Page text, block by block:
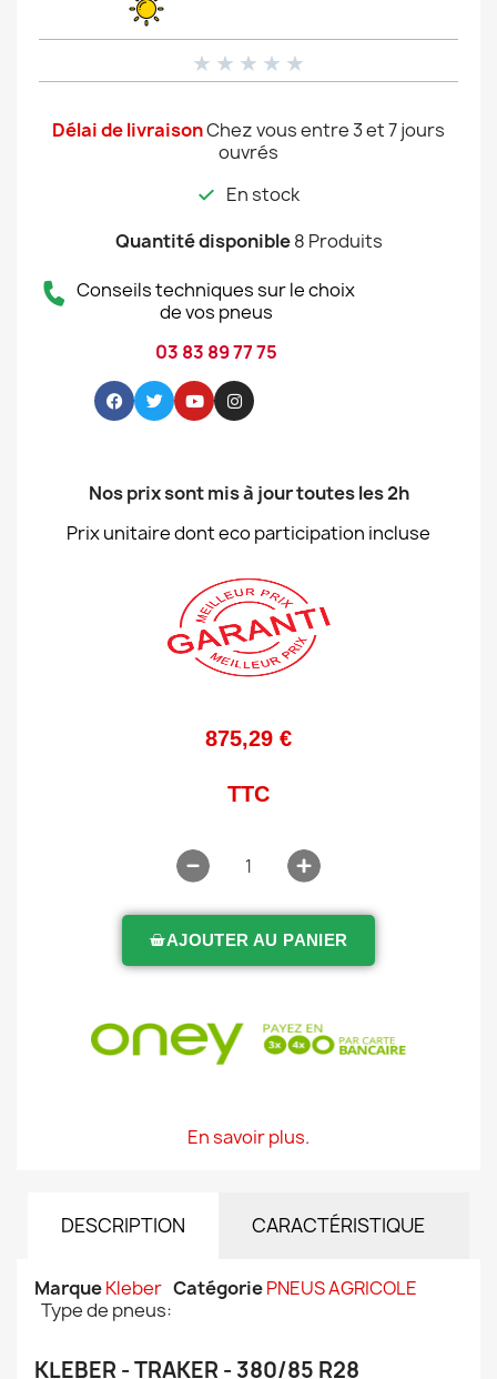
★ ★ ★ ★ ★
Délai de livraisonChez vous entre 3 et 7 jours
ouvrés
En stock
Quantité disponible 8 Produits
Conseils techniques sur le choix
de vos pneus
03 83 89 77 75
Nos prix sont mis à jour toutes les 2h
Prix unitaire dont eco participation incluse
875,29 €
TTC
AJOUTER AU PANIER
En savoir plus.
DESCRIPTION CARACTÉRISTIQUE
MarqueKleber CatégoriePNEUS AGRICOLE
Type de pneus:
KLEBER - TRAKER - 380/85 R28